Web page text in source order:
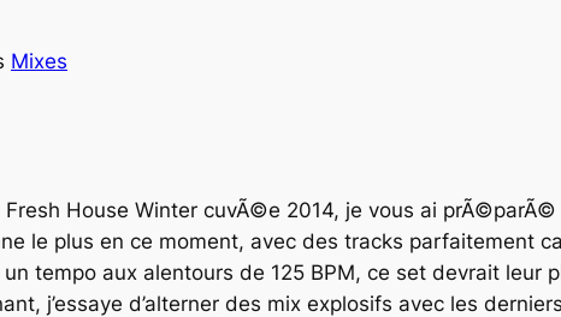
Mixes
Fresh House Winter cuvÃ©e 2014, je vous ai prÃ©parÃ©
le plus en ce moment, avec des tracks parfaitement
tempo aux alentours de 125 BPM, ce set devrait leur
j’essaye d’alterner des mix explosifs avec les